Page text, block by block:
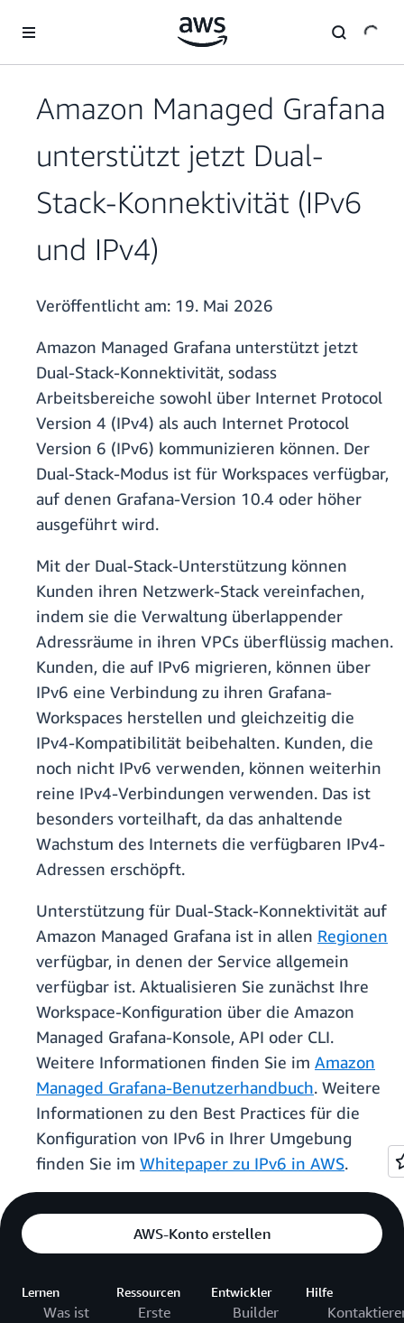
Überspringen zum Hauptinhalt
Amazon Managed Grafana
unterstützt jetzt Dual-
Stack-Konnektivität (IPv6
und IPv4)
Veröffentlicht am: 19. Mai 2026
Amazon Managed Grafana unterstützt jetzt
Dual-Stack-Konnektivität, sodass
Arbeitsbereiche sowohl über Internet Protocol
Version 4 (IPv4) als auch Internet Protocol
Version 6 (IPv6) kommunizieren können. Der
Dual-Stack-Modus ist für Workspaces verfügbar,
auf denen Grafana-Version 10.4 oder höher
ausgeführt wird.
Mit der Dual-Stack-Unterstützung können
Kunden ihren Netzwerk-Stack vereinfachen,
indem sie die Verwaltung überlappender
Adressräume in ihren VPCs überflüssig machen.
Kunden, die auf IPv6 migrieren, können über
IPv6 eine Verbindung zu ihren Grafana-
Workspaces herstellen und gleichzeitig die
IPv4-Kompatibilität beibehalten. Kunden, die
noch nicht IPv6 verwenden, können weiterhin
reine IPv4-Verbindungen verwenden. Das ist
besonders vorteilhaft, da das anhaltende
Wachstum des Internets die verfügbaren IPv4-
Adressen erschöpft.
Unterstützung für Dual-Stack-Konnektivität auf
Amazon Managed Grafana ist in allen Regionen
verfügbar, in denen der Service allgemein
verfügbar ist. Aktualisieren Sie zunächst Ihre
Workspace-Konfiguration über die Amazon
Managed Grafana-Konsole, API oder CLI.
Weitere Informationen finden Sie im Amazon
Managed Grafana-Benutzerhandbuch. Weitere
Informationen zu den Best Practices für die
Konfiguration von IPv6 in Ihrer Umgebung
finden Sie im Whitepaper zu IPv6 in AWS.
AWS-Konto erstellen
Lernen
Was ist
Ressourcen
Erste
Entwickler
Builder
Hilfe